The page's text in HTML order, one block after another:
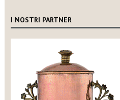
I NOSTRI PARTNER